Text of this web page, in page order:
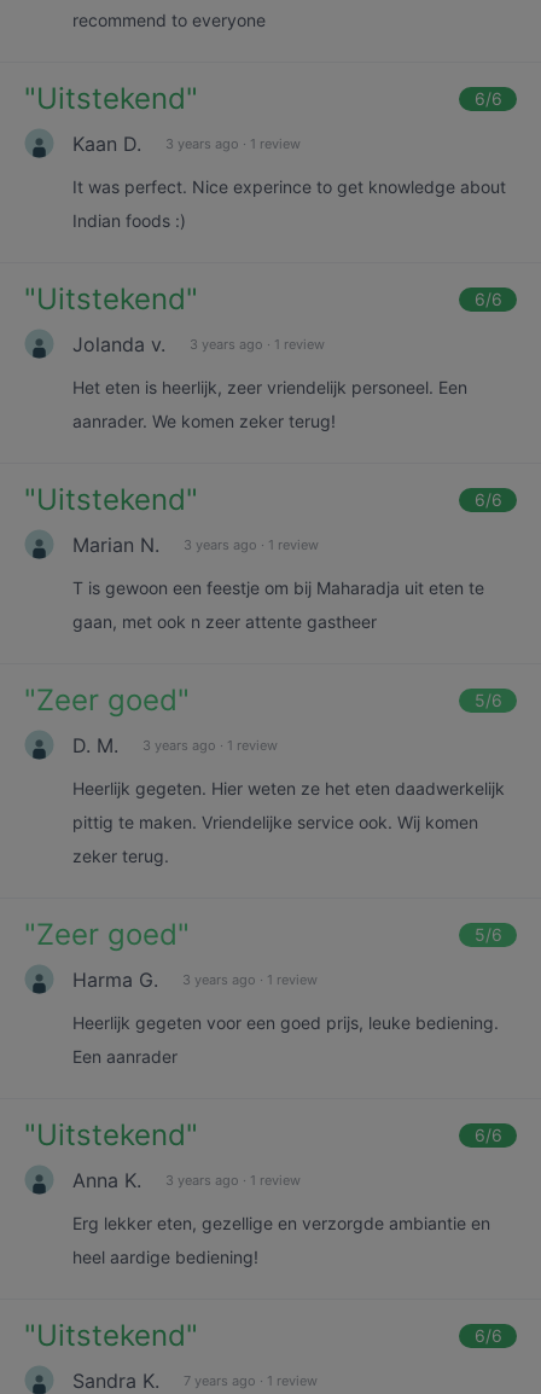
recommend to everyone
"Uitstekend" 6/6
Kaan D. 3 years ago · 1 review
It was perfect. Nice experince to get knowledge about
Indian foods :)
"Uitstekend" 6/6
Jolanda v. 3 years ago · 1 review
Het eten is heerlijk, zeer vriendelijk personeel. Een
aanrader. We komen zeker terug!
"Uitstekend" 6/6
Marian N. 3 years ago · 1 review
T is gewoon een feestje om bij Maharadja uit eten te
gaan, met ook n zeer attente gastheer
"Zeer goed" 5/6
D. M. 3 years ago · 1 review
Heerlijk gegeten. Hier weten ze het eten daadwerkelijk
pittig te maken. Vriendelijke service ook. Wij komen
zeker terug.
"Zeer goed" 5/6
Harma G. 3 years ago · 1 review
Heerlijk gegeten voor een goed prijs, leuke bediening.
Een aanrader
"Uitstekend" 6/6
Anna K. 3 years ago · 1 review
Erg lekker eten, gezellige en verzorgde ambiantie en
heel aardige bediening!
"Uitstekend" 6/6
Sandra K. 7 years ago · 1 review